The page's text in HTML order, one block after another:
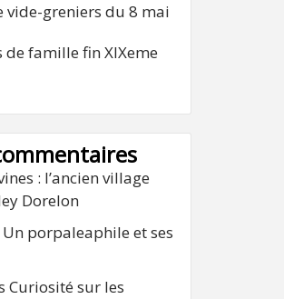
vide-greniers du 8 mai
famille fin XIXeme
: l’ancien village
Dorelon
Un porpaleaphile et ses
Curiosité sur les